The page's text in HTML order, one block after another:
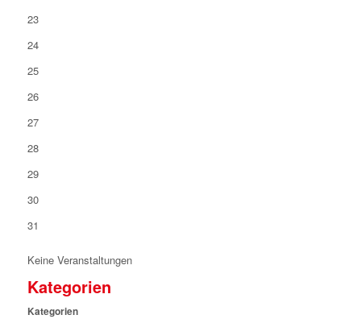
23
24
25
26
27
28
29
30
31
Keine Veranstaltungen
Kategorien
Kategorien